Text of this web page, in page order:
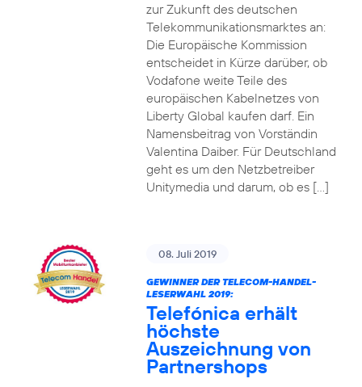
zur Zukunft des deutschen
Telekommunikationsmarktes an:
Die Europäische Kommission
entscheidet in Kürze darüber, ob
Vodafone weite Teile des
europäischen Kabelnetzes von
Liberty Global kaufen darf. Ein
Namensbeitrag von Vorständin
Valentina Daiber. Für Deutschland
geht es um den Netzbetreiber
Unitymedia und darum, ob es […]
08. Juli 2019
GEWINNER DER TELECOM-HANDEL-
LESERWAHL 2019:
Telefónica erhält
höchste
Auszeichnung von
Partnershops